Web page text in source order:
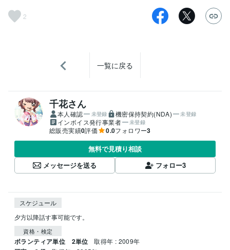
2
一覧に戻る
千花さん
本人確認 未登録 機密保持契約(NDA) 未登録
インボイス発行事業者 未登録
総販売実績0評価 0.0フォロワー3
無料で見積り相談
メッセージを送る
フォロー3
スケジュール
夕方以降話す事可能です。
資格・検定
ボランティア単位 2単位 取得年 : 2009年